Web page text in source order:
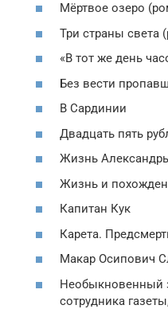
Мёртвое озеро
Три страны света
«В тот же день
Без вести
В Сардинии
Двадцать пять
Жизнь
Жизнь и
Капитан Кук
Карета.
Макар Осипович
Необыкновенный
сотрудника